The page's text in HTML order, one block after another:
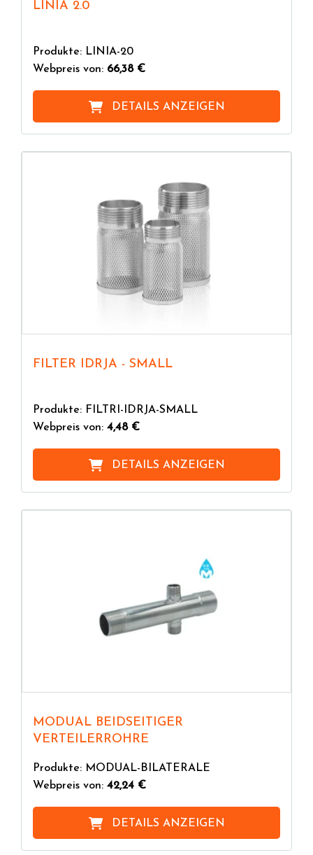
LINIA 2.0
Produkte: LINIA-20
Webpreis von: 66,38 €
DETAILS ANZEIGEN
FILTER IDRJA - SMALL
Produkte: FILTRI-IDRJA-SMALL
Webpreis von: 4,48 €
DETAILS ANZEIGEN
MODUAL BEIDSEITIGER
VERTEILERROHRE
Produkte: MODUAL-BILATERALE
Webpreis von: 42,24 €
DETAILS ANZEIGEN